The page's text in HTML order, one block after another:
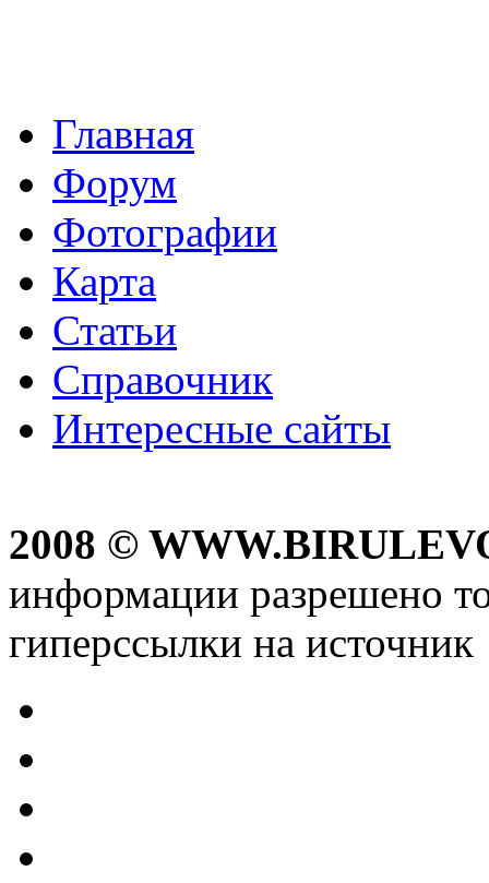
Главная
Форум
Фотографии
Карта
Статьи
Справочник
Интересные сайты
2008 ©
информации разрешено
гиперссылки на источник